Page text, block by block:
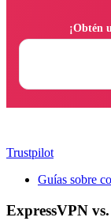
Trustpilot
Guías sobre
ExpressVPN